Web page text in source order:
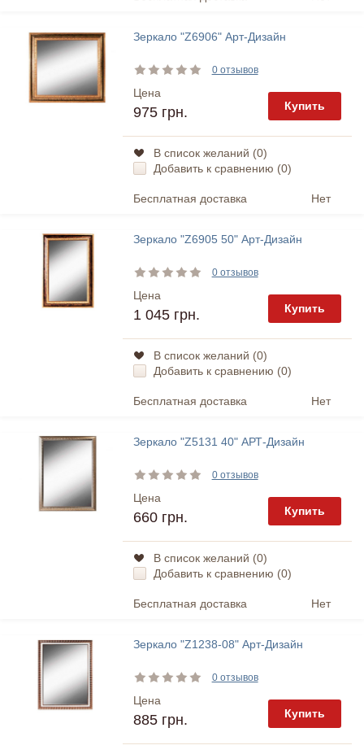
Зеркало "Z6906" Арт-Дизайн
0 отзывов
Цена
975 грн. Купить
В список желаний (0)
Добавить к сравнению (0)
Бесплатная доставка Нет
Зеркало "Z6905 50" Арт-Дизайн
0 отзывов
Цена
1 045 грн. Купить
В список желаний (0)
Добавить к сравнению (0)
Бесплатная доставка Нет
Зеркало "Z5131 40" АРТ-Дизайн
0 отзывов
Цена
660 грн. Купить
В список желаний (0)
Добавить к сравнению (0)
Бесплатная доставка Нет
Зеркало "Z1238-08" Арт-Дизайн
0 отзывов
Цена
885 грн. Купить